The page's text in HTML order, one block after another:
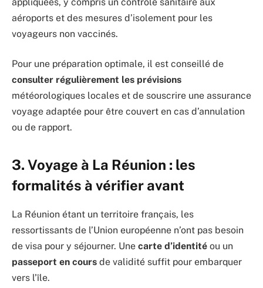
aéroports et des mesures d’isolement pour les
voyageurs non vaccinés.
Pour une préparation optimale, il est conseillé de
consulter régulièrement les prévisions
météorologiques locales et de souscrire une assurance
voyage adaptée pour être couvert en cas d’annulation
ou de rapport.
3. Voyage à La Réunion : les
formalités à vérifier avant
La Réunion étant un territoire français, les
ressortissants de l’Union européenne n’ont pas besoin
de visa pour y séjourner. Une carte d’identité ou un
passeport en cours de validité suffit pour embarquer
vers l’île.